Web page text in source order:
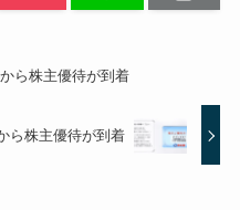
ら株主優待が到着
ら株主優待が到着